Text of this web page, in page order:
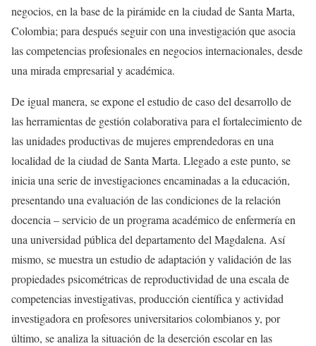
negocios, en la base de la pirámide en la ciudad de Santa Marta,
Colombia; para después seguir con una investigación que asocia
las competencias profesionales en negocios internacionales, desde
una mirada empresarial y académica.
De igual manera, se expone el estudio de caso del desarrollo de
las herramientas de gestión colaborativa para el fortalecimiento de
las unidades productivas de mujeres emprendedoras en una
localidad de la ciudad de Santa Marta. Llegado a este punto, se
inicia una serie de investigaciones encaminadas a la educación,
presentando una evaluación de las condiciones de la relación
docencia – servicio de un programa académico de enfermería en
una universidad pública del departamento del Magdalena. Así
mismo, se muestra un estudio de adaptación y validación de las
propiedades psicométricas de reproductividad de una escala de
competencias investigativas, producción científica y actividad
investigadora en profesores universitarios colombianos y, por
último, se analiza la situación de la deserción escolar en las